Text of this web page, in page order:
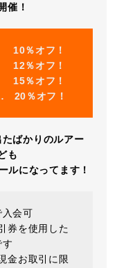
催！
10％オフ！
12％オフ！
15％オフ！
20％オフ！
ばかりのルアー
も
ルになってます！
会可
券を使用した
す
金お取引に限